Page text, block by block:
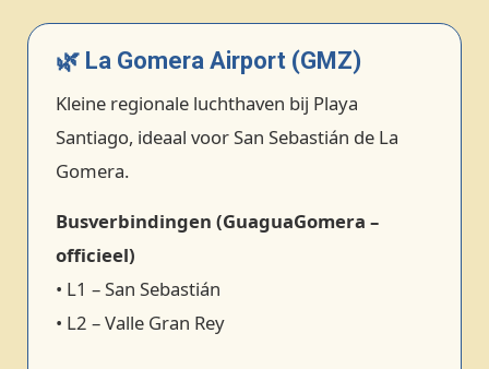
🌿 La Gomera Airport (GMZ)
Kleine regionale luchthaven bij Playa
Santiago, ideaal voor San Sebastián de La
Gomera.
Busverbindingen (GuaguaGomera –
officieel)
• L1 – San Sebastián
• L2 – Valle Gran Rey